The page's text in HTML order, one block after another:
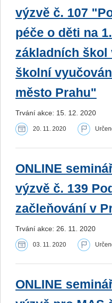
výzvě č. 107
péče o děti na
základních škol
školní
město Prahu"
Trvání akce: 15. 12. 2020
20. 11. 2020
ONLINE
výzvě č. 139
začleňování v
Trvání akce: 26. 11. 2020
03. 11. 2020
ONLINE